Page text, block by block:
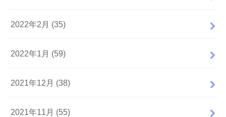
2022年2月 (35)
2022年1月 (59)
2021年12月 (38)
2021年11月 (55)